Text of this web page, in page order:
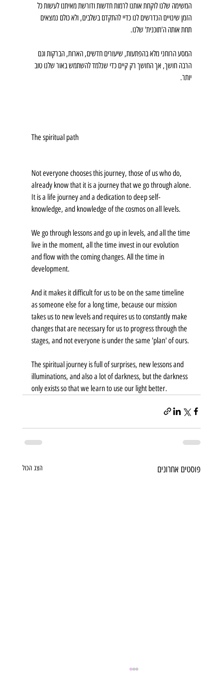
המשימה שלנו לוקחת אותנו לרמות חדשות ודורשת מאיתנו לעשות כל
הזמן שינויים הנדרשים לנו כדיי להתקדם בשלבים, ולא כולם נמצאים
תחת אותה ה'תוכנית' שלנו.
המסע הרוחני מלא בהפתעות, שיעורים חדשים, הארות, הברקות וגם
הרבה חושך, אך החושך רק קיים כדי שנלמד להשתמש באור שלנו טוב
יותר.
The spiritual path
Not everyone chooses this journey, those of us who do,
already know that it is a journey that we go through alone.
It is a life journey and a dedication to deep self-
knowledge, and knowledge of the cosmos on all levels.
We go through lessons and go up in levels, and all the time
live in the moment, all the time invest in our evolution
and flow with the coming changes. All the time in
development.
And it makes it difficult for us to be on the same timeline
as someone else for a long time, because our mission
takes us to new levels and requires us to constantly make
changes that are necessary for us to progress through the
stages, and not everyone is under the same 'plan' of ours.
The spiritual journey is full of surprises, new lessons and
illuminations, and also a lot of darkness, but the darkness
only exists so that we learn to use our light better.
פוסטים אחרונים הצג הכול